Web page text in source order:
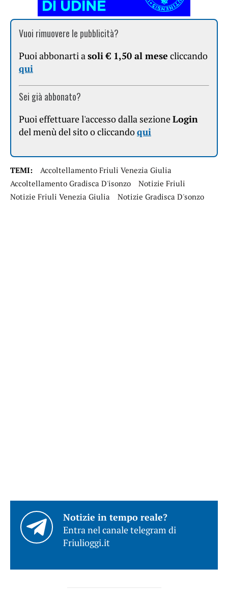
Vuoi rimuovere le pubblicità?
Puoi abbonarti asoli € 1,50 al mese cliccando
qui
Sei già abbonato?
Puoi effettuare l'accesso dalla sezioneLogin
del menù del sito o cliccandoqui
TEMI:
Accoltellamento Friuli Venezia Giulia
Accoltellamento Gradisca D'isonzo
Notizie Friuli
Notizie Friuli Venezia Giulia
Notizie Gradisca D'sonzo
Notizie in tempo reale?
Entra nel canale telegram di
Friulioggi.it